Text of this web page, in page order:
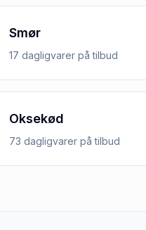
Smør
17 dagligvarer på tilbud
Oksekød
73 dagligvarer på tilbud